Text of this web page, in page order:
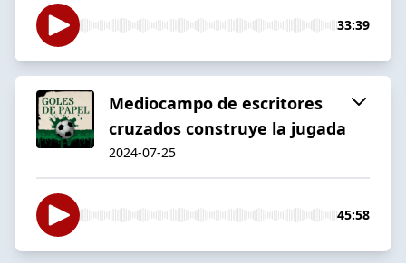
33:39
Mediocampo de escritores
cruzados construye la jugada
2024-07-25
45:58